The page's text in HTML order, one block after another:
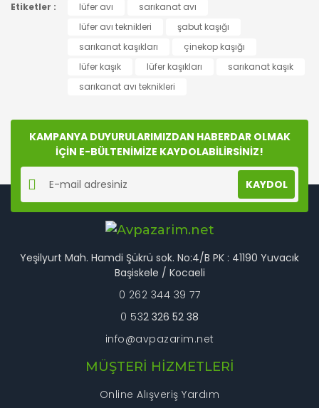
diğer konularda yetersiz gördüğünüz noktaları öneri
formunu kullanarak tarafımıza iletebilirsiniz.
Görüş ve önerileriniz için teşekkür ederiz.
Ürün resmi kalitesiz, bozuk veya görüntülenemiyor.
Ürün açıklamasında eksik bilgiler bulunuyor.
Bu ürüne benzer farklı alternatifler olmalı.
Etiketler : lüfer avı
sarıkanat avı
lüfer avı teknikleri
şabut kaşığı
sarıkanat kaşıkları
çinekop kaşığı
lüfer kaşık
lüfer kaşıkları
sarıkanat kaşık
sarıkanat avı teknikleri
KAMPANYA DUYURULARIMIZDAN HABERDAR OLMAK
İÇİN E-BÜLTENİMİZE KAYDOLABİLİRSİNİZ!
KAYDOL
Yeşilyurt Mah. Hamdi Şükrü sok. No:4/B PK : 41190 Yuvacık
Başiskele / Kocaeli
0 262 344 39 77
0 532 326 52 38
info@avpazarim.net
MÜŞTERİ HİZMETLERİ
Online Alışveriş Yardım